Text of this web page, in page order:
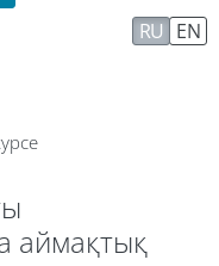
RU EN
аймақтық